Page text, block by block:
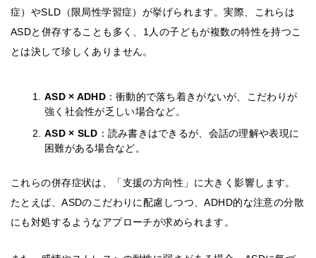
症）やSLD（限局性学習症）が挙げられます。実際、これらは
ASDと併存することも多く、1人の子どもが複数の特性を持つこ
とは決して珍しくありません。
ASD × ADHD：衝動的で落ち着きがないが、こだわりが
強く社会性が乏しい場合など。
ASD × SLD ：読み書きはできるが、会話の理解や表現に
困難がある場合など。
これらの併存症状は、「支援の方向性」に大きく影響します。
たとえば、ASDのこだわりに配慮しつつ、ADHD的な注意の分散
にも対処するようなアプローチが求められます。